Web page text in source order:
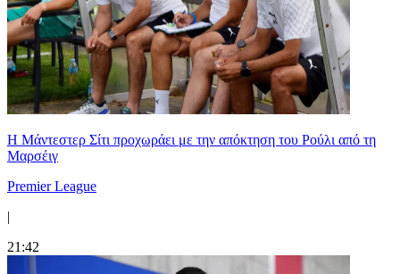
Η Μάντεστερ Σίτι προχωράει με την απόκτηση του Ρούλι από τη
Μαρσέιγ
Premier League
|
21:42